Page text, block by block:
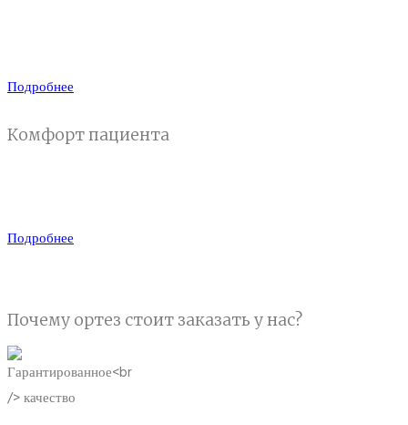
Подробнее
Комфорт пациента
Подробнее
Почему ортез стоит заказать у нас?